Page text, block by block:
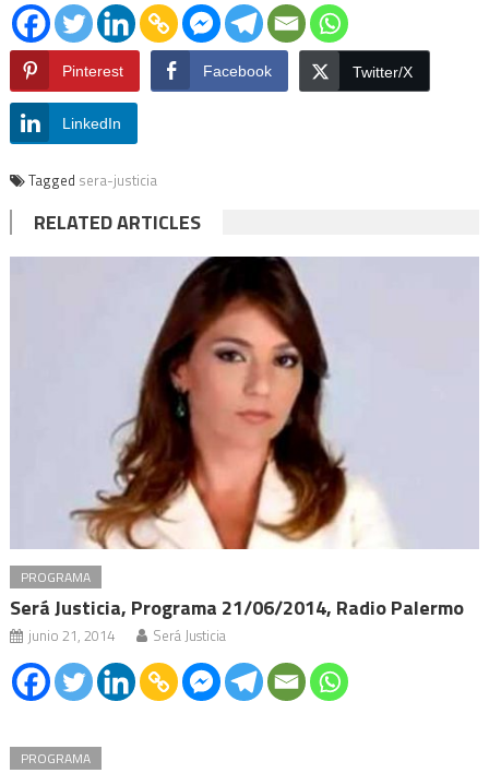
Pinterest Facebook Twitter/X
LinkedIn
Tagged sera-justicia
RELATED ARTICLES
PROGRAMA
Será Justicia, Programa 21/06/2014, Radio Palermo
junio 21, 2014 Será Justicia
PROGRAMA